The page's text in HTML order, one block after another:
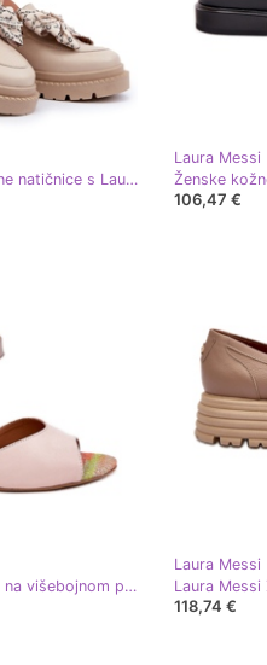
Laura Messi Ženske kožne natičnice s Laurom Messi 2787 Light Ben bež
Laura Messi
106,47 €
Kožne elegantne sandale na višebojnom postu Laura Messi 2136 bež
Laura Messi
118,74 €